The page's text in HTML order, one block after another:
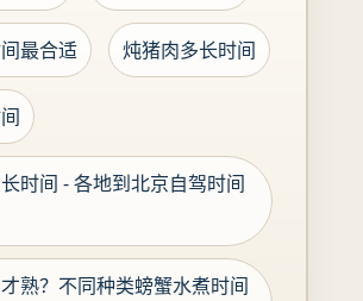
最合适 炖猪肉多长时间
时间 - 各地到北京自驾时间
熟？不同种类螃蟹水煮时间